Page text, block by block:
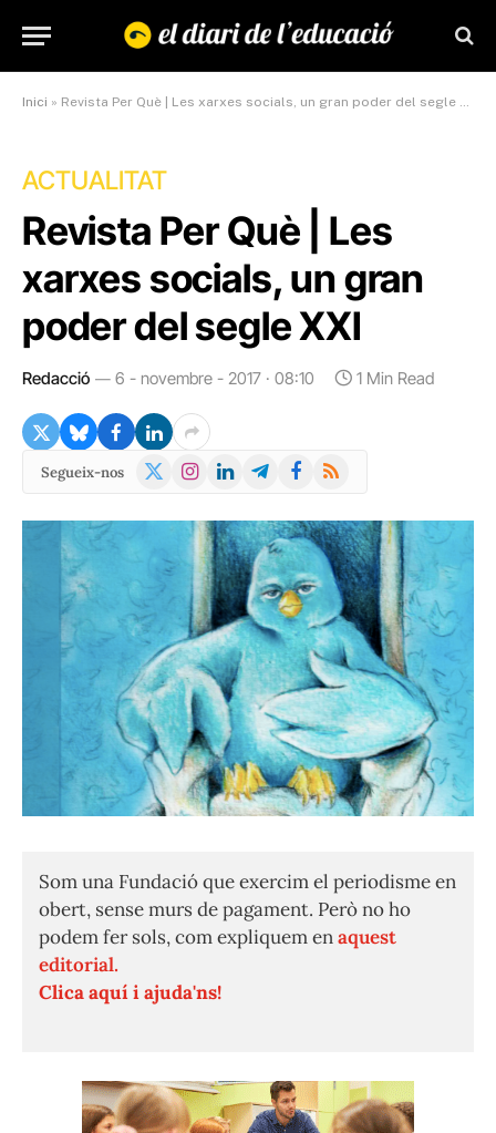
Inici » Revista Per Què | Les xarxes socials, un gran poder del segle XXI
ACTUALITAT
Revista Per Què | Les
xarxes socials, un gran
poder del segle XXI
Redacció 6 - novembre - 2017 · 08:10 1 Min Read
Segueix-nos
X
Instagram
LinkedInTelegramFacebook
RSS
Som una Fundació que exercim el periodisme en
obert, sense murs de pagament. Però no ho
podem fer sols, com expliquem enaquest
editorial.
Clica aquí i ajuda'ns!